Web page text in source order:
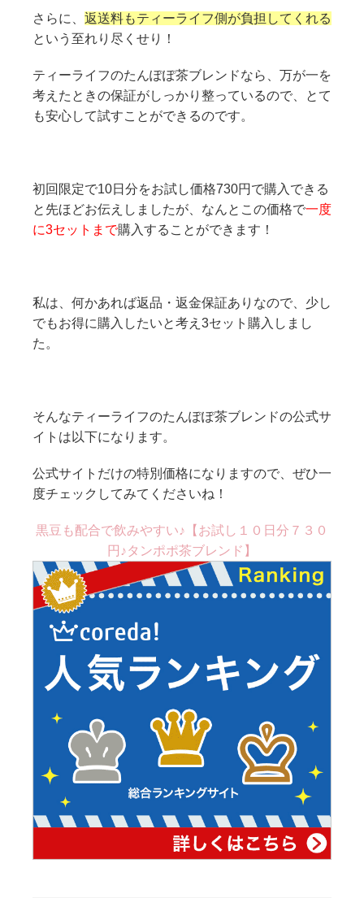
さらに、 返送料もティーライフ側が負担してくれる
という至れり尽くせり！
ティーライフのたんぽぽ茶ブレンドなら、万が一を
考えたときの保証がしっかり整っているので、とて
も安心して試すことができるのです。
初回限定で10日分をお試し価格730円で購入できる
と先ほどお伝えしましたが、なんとこの価格で一度
に3セットまで購入することができます！
私は、何かあれば返品・返金保証ありなので、少し
でもお得に購入したいと考え3セット購入しまし
た。
そんなティーライフのたんぽぽ茶ブレンドの公式サ
イトは以下になります。
公式サイトだけの特別価格になりますので、ぜひ一
度チェックしてみてくださいね！
黒豆も配合で飲みやすい♪【お試し１０日分７３０
円♪タンポポ茶ブレンド】